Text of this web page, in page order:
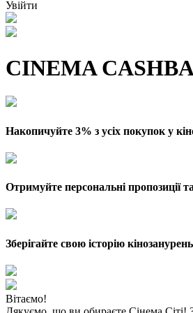
Увійти
CINEMA
Накопичуйте 3% з усіх покупок у
Отримуйте персональні пропозиції та
Зберігайте свою історію кінозанурень
Вітаємо!